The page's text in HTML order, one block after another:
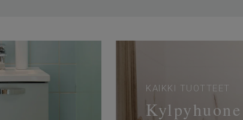
KAIKKI TUOTTEET
Kylpyhuone